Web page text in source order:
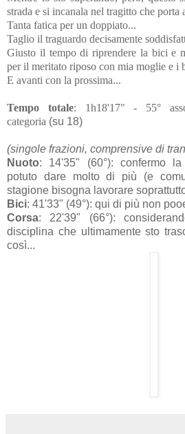
strada e si incanala nel tragitto che porta
Tanta fatica per un doppiato...
Taglio il traguardo decisamente
Giusto il tempo di riprendere la bici e
per il meritato riposo con mia moglie e i
E avanti con la prossima...
Tempo totale: 1h18'17" - 55°
categoria (su 18)
(singole frazioni, comprensive di
Nuoto: 14'35" (60°): confermo
potuto dare molto di più (e
stagione bisogna lavorare
Bici: 41'33" (49°): qui di più non
Corsa: 22'39" (66°):
disciplina che ultimamente sto
così...